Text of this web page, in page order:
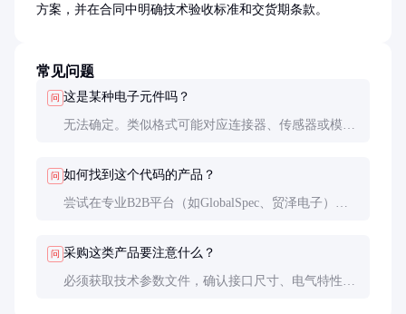
方案，并在合同中明确技术验收标准和交货期条款。
常见问题
问 这是某种电子元件吗？
无法确定。类似格式可能对应连接器、传感器或模
问 如何找到这个代码的产品？
尝试在专业B2B平台（如GlobalSpec、贸泽电子）用
问 采购这类产品要注意什么？
必须获取技术参数文件，确认接口尺寸、电气特性等